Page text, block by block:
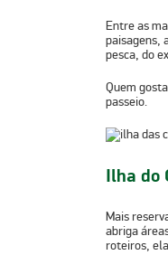
Entre as
paisagens,
pesca, do
Quem
passeio.
Ilha do
Mais
abriga
roteiros,